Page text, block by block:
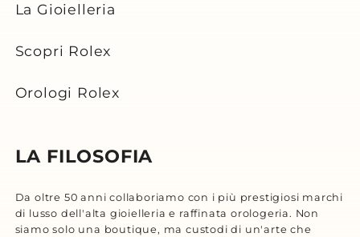
La Gioielleria
Scopri Rolex
Orologi Rolex
LA FILOSOFIA
Da oltre 50 anni collaboriamo con i più prestigiosi marchi
di lusso dell'alta gioielleria e raffinata orologeria. Non
siamo solo una boutique, ma custodi di un'arte che